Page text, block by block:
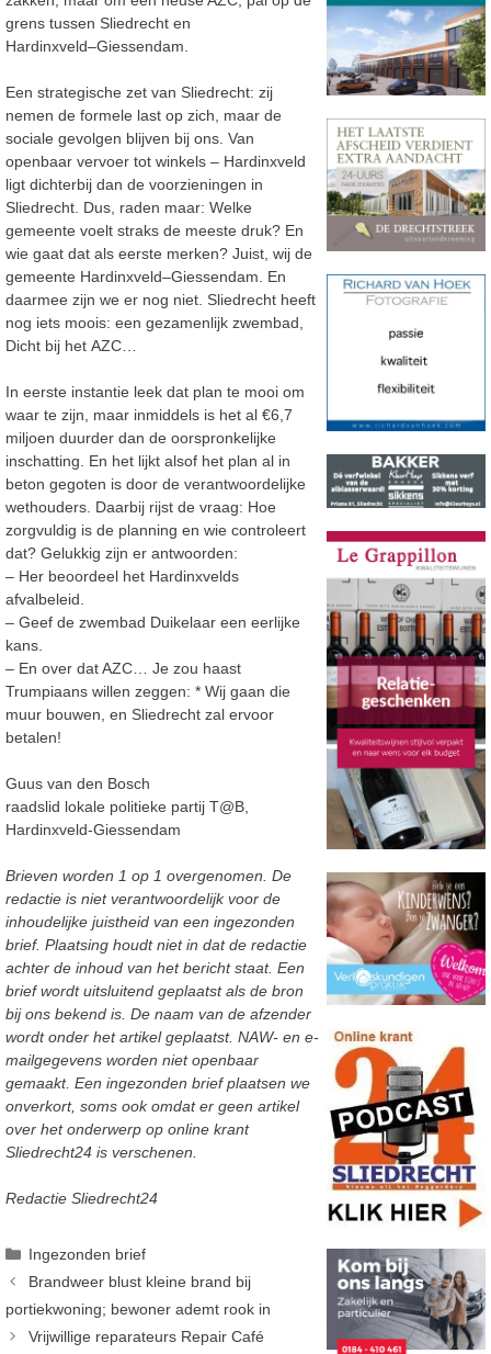
grens tussen Sliedrecht en
Hardinxveld–Giessendam.
Een strategische zet van Sliedrecht: zij
nemen de formele last op zich, maar de
sociale gevolgen blijven bij ons. Van
openbaar vervoer tot winkels – Hardinxveld
ligt dichterbij dan de voorzieningen in
Sliedrecht. Dus, raden maar: Welke
gemeente voelt straks de meeste druk? En
wie gaat dat als eerste merken? Juist, wij de
gemeente Hardinxveld–Giessendam. En
daarmee zijn we er nog niet. Sliedrecht heeft
nog iets moois: een gezamenlijk zwembad,
Dicht bij het AZC…
In eerste instantie leek dat plan te mooi om
waar te zijn, maar inmiddels is het al €6,7
miljoen duurder dan de oorspronkelijke
inschatting. En het lijkt alsof het plan al in
beton gegoten is door de verantwoordelijke
wethouders. Daarbij rijst de vraag: Hoe
zorgvuldig is de planning en wie controleert
dat? Gelukkig zijn er antwoorden:
– Her beoordeel het Hardinxvelds
afvalbeleid.
– Geef de zwembad Duikelaar een eerlijke
kans.
– En over dat AZC… Je zou haast
Trumpiaans willen zeggen: * Wij gaan die
muur bouwen, en Sliedrecht zal ervoor
betalen!
Guus van den Bosch
raadslid lokale politieke partij T@B,
Hardinxveld-Giessendam
Brieven worden 1 op 1 overgenomen. De
redactie is niet verantwoordelijk voor de
inhoudelijke juistheid van een ingezonden
brief. Plaatsing houdt niet in dat de redactie
achter de inhoud van het bericht staat. Een
brief wordt uitsluitend geplaatst als de bron
bij ons bekend is. De naam van de afzender
wordt onder het artikel geplaatst. NAW- en e-
mailgegevens worden niet openbaar
gemaakt. Een ingezonden brief plaatsen we
onverkort, soms ook omdat er geen artikel
over het onderwerp op online krant
Sliedrecht24 is verschenen.
Redactie Sliedrecht24
Categorieën
Ingezonden brief
Brandweer blust kleine brand bij
portiekwoning; bewoner ademt rook in
Vrijwillige reparateurs Repair Café